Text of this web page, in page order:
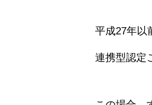
平成27年以
連携型認定